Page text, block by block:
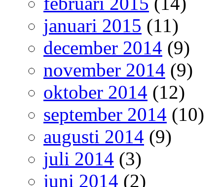
januari 2015 (11)
december 2014 (9)
november 2014 (9)
oktober 2014 (12)
september 2014 (10)
augusti 2014 (9)
juli 2014 (3)
juni 2014 (2)